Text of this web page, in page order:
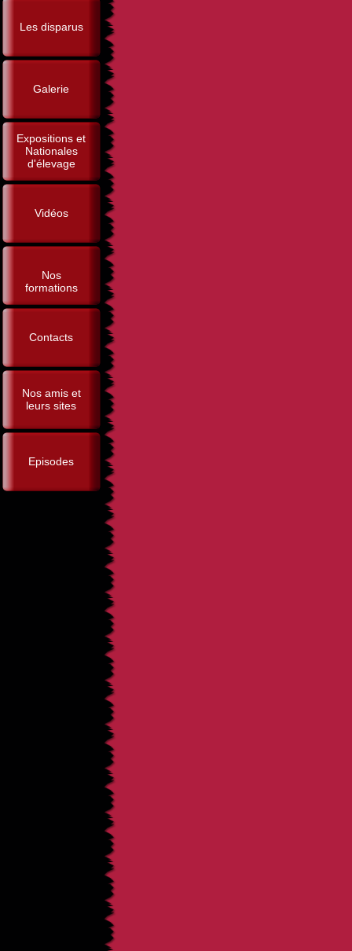
Les disparus
Galerie
Expositions et
Nationales
d'élevage
Vidéos
Nos
formations
Contacts
Nos amis et
leurs sites
Episodes